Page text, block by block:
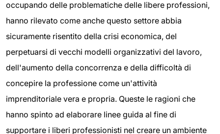
occupando delle problematiche delle libere professioni,
hanno rilevato come anche questo settore abbia
sicuramente risentito della crisi economica, del
perpetuarsi di vecchi modelli organizzativi del lavoro,
dell'aumento della concorrenza e della difficoltà di
concepire la professione come un'attività
imprenditoriale vera e propria. Queste le ragioni che
hanno spinto ad elaborare linee guida al fine di
supportare i liberi professionisti nel creare un ambiente